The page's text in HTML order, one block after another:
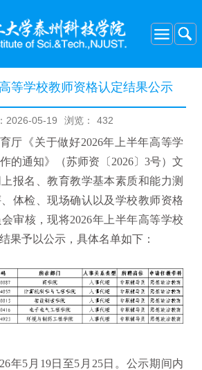
等学校教师资格认定结果公示
2026-05-19 浏览： 432
厅 《关于做好2026年上半年高等学
的通知》
（苏师资〔 2026〕3号）文
上报名 、教育教学基本素质和能力测
体检、现场确认以及学校教师资格
审核，现将2026年上半年高等学校
果予以公示，具体名单如下：
年5月19日至5月25日。公示期间内